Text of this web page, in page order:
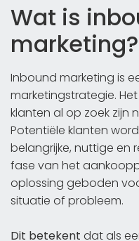
Wat is
marketing?
Inbound marketing is
marketingstrategie.
klanten al op zoek zijn
Potentiële klanten
belangrijke, nuttige en
fase van het
oplossing geboden
situatie of probleem.
Dit betekent dat als